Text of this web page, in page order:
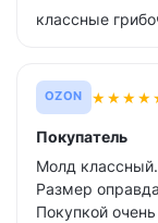
классные
OZON ★★★★
Покупатель
Молд
Размер
Покупкой